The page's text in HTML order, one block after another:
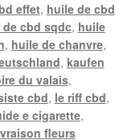
effet, huile de cbd
de cbd sqdc, huile
, huile de chanvre,
, kaufen
du valais,
cbd, le riff cbd,
e cigarette,
fleurs